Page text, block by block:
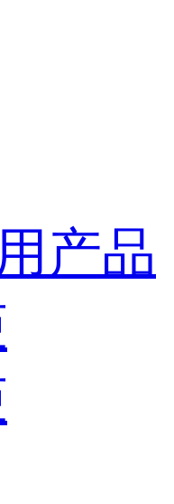
产品